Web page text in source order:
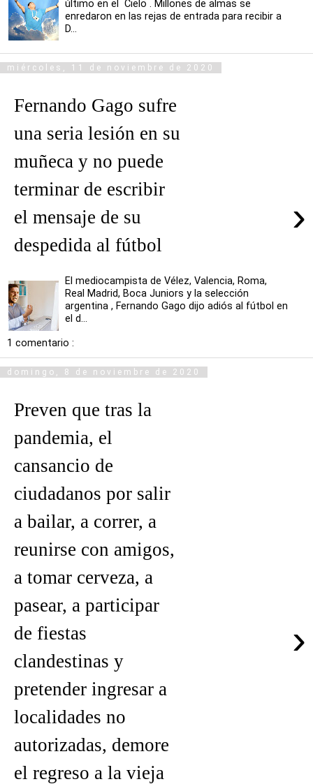
último en el Cielo . Millones de almas se
enredaron en las rejas de entrada para recibir a
D...
miércoles, 11 de noviembre de 2020
Fernando Gago sufre
una seria lesión en su
muñeca y no puede
terminar de escribir
el mensaje de su
despedida al fútbol
›
El mediocampista de Vélez, Valencia, Roma,
Real Madrid, Boca Juniors y la selección
argentina , Fernando Gago dijo adiós al fútbol en
el d...
1 comentario :
domingo, 8 de noviembre de 2020
Preven que tras la
pandemia, el
cansancio de
ciudadanos por salir
a bailar, a correr, a
reunirse con amigos,
a tomar cerveza, a
pasear, a participar
de fiestas
clandestinas y
pretender ingresar a
localidades no
autorizadas, demore
el regreso a la vieja
›